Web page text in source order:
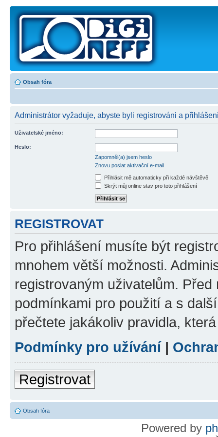
Obsah fóra
Administrátor vyžaduje, abyste byli registrováni a
Uživatelské jméno:
Heslo:
Zapomněl(a) jsem heslo
Znovu poslat aktivační e-mail
Přihlásit mě automaticky při každé návštěvě
Skrýt můj online stav pro toto přihlášení
REGISTROVAT
Pro přihlášení musíte být
mnohem větší možnosti.
registrovaným uživatelům.
podmínkami pro použití a s
přečtete jakákoliv pravidla,
Podmínky pro užívání|
Registrovat
Obsah fóra
Powered by